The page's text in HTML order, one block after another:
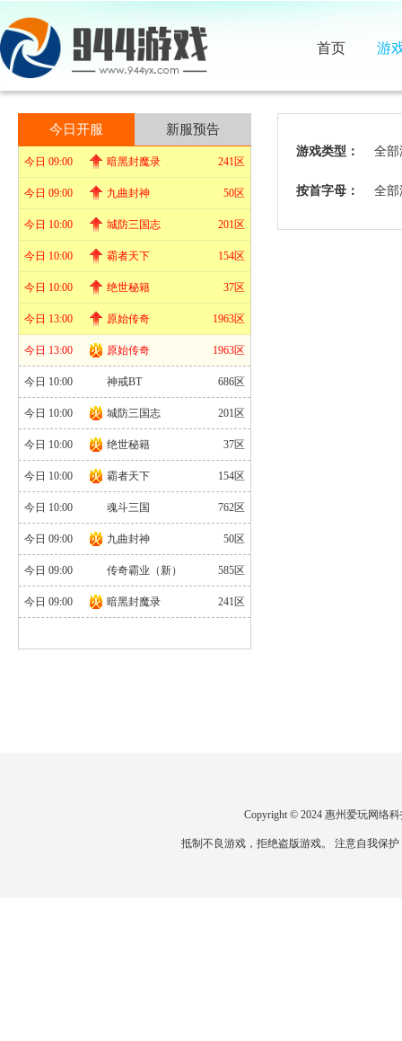
首页 游
今日开服 新服预告
今日 09:00 暗黑封魔录 241区
今日 09:00 九曲封神 50区
今日 10:00 城防三国志 201区
今日 10:00 霸者天下 154区
今日 10:00 绝世秘籍 37区
今日 13:00 原始传奇 1963区
今日 13:00 原始传奇 1963区
今日 10:00 神戒BT 686区
今日 10:00 城防三国志 201区
今日 10:00 绝世秘籍 37区
今日 10:00 霸者天下 154区
今日 10:00 魂斗三国 762区
今日 09:00 九曲封神 50区
今日 09:00 传奇霸业（新） 585区
今日 09:00 暗黑封魔录 241区
游戏类型： 全部
按首字母： 全部
Copyright © 2024 惠州爱玩网络
抵制不良游戏，拒绝盗版游戏。 注意自我保